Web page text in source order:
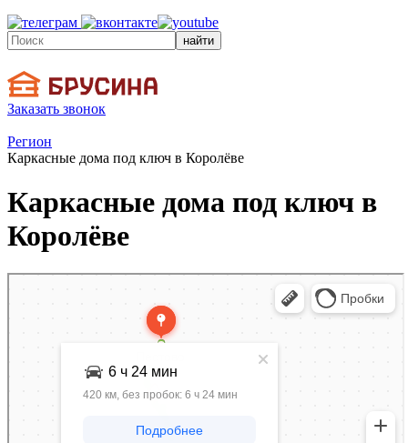
найти
Заказать звонок
Регион
Каркасные дома под ключ в Королёве
Каркасные дома под ключ в
Королёве